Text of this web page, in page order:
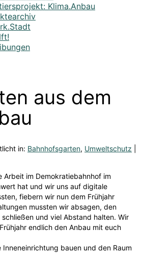
Klima.Anbau
aus dem
in: Bahnhofsgarten, Umweltschutz
Arbeit im Demokratiebahnhof im
hat und wir uns auf digitale
fiebern wir nun dem Frühjahr
mussten wir absagen, den
und viel Abstand halten. Wir
endlich den Anbau mit euch
bauen und den Raum